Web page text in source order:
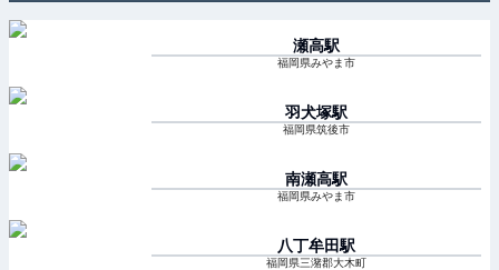
瀬高駅
福岡県みやま市
羽犬塚駅
福岡県筑後市
南瀬高駅
福岡県みやま市
八丁牟田駅
福岡県三潴郡大木町